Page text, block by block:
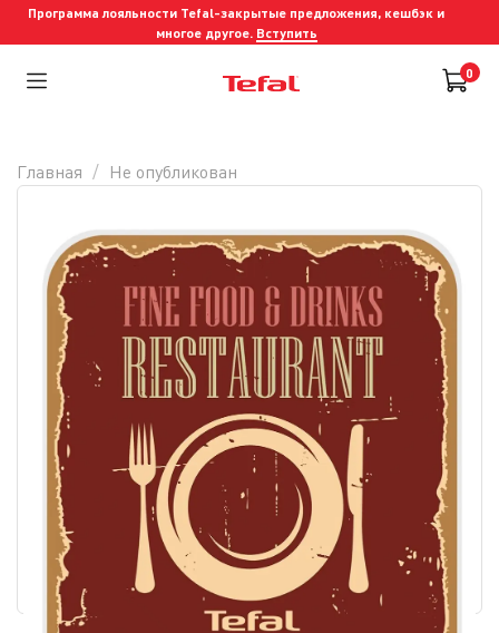
Программа лояльности Tefal-закрытые предложения, кешбэк и
многое другое. Вступить
0
Главная Не опубликован